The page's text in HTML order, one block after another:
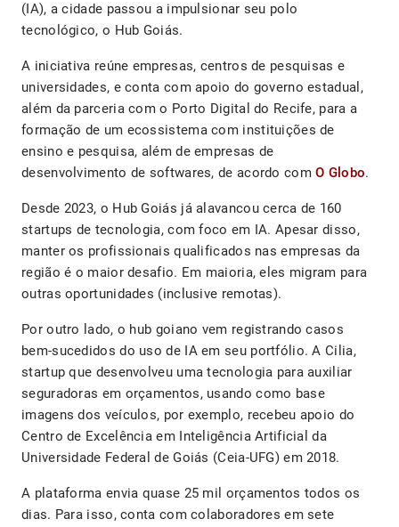
(IA), a cidade passou a impulsionar seu polo
tecnológico, o Hub Goiás.
A iniciativa reúne empresas, centros de pesquisas e
universidades, e conta com apoio do governo estadual,
além da parceria com o Porto Digital do Recife, para a
formação de um ecossistema com instituições de
ensino e pesquisa, além de empresas de
desenvolvimento de softwares, de acordo comO Globo.
Desde 2023, o Hub Goiás já alavancou cerca de 160
startups de tecnologia, com foco em IA. Apesar disso,
manter os profissionais qualificados nas empresas da
região é o maior desafio. Em maioria, eles migram para
outras oportunidades (inclusive remotas).
Por outro lado, o hub goiano vem registrando casos
bem-sucedidos do uso de IA em seu portfólio. A Cilia,
startup que desenvolveu uma tecnologia para auxiliar
seguradoras em orçamentos, usando como base
imagens dos veículos, por exemplo, recebeu apoio do
Centro de Excelência em Inteligência Artificial da
Universidade Federal de Goiás (Ceia-UFG) em 2018.
A plataforma envia quase 25 mil orçamentos todos os
dias. Para isso, conta com colaboradores em sete